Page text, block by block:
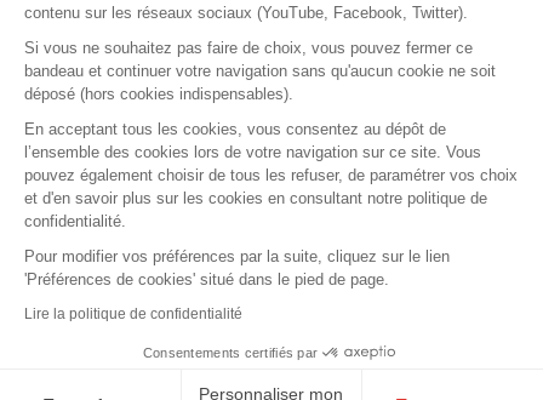
contenu sur les réseaux sociaux (YouTube, Facebook, Twitter).
Si vous ne souhaitez pas faire de choix, vous pouvez fermer ce
bandeau et continuer votre navigation sans qu'aucun cookie ne soit
déposé (hors cookies indispensables).
En acceptant tous les cookies, vous consentez au dépôt de
l’ensemble des cookies lors de votre navigation sur ce site. Vous
pouvez également choisir de tous les refuser, de paramétrer vos choix
et d'en savoir plus sur les cookies en consultant notre politique de
confidentialité.
Pour modifier vos préférences par la suite, cliquez sur le lien
'Préférences de cookies' situé dans le pied de page.
Lire la politique de confidentialité
Consentements certifiés par
Personnaliser mon
RETROUVEZ-NOUS SUR :
Contact Presse
Mentions légales
Gestion des cookies